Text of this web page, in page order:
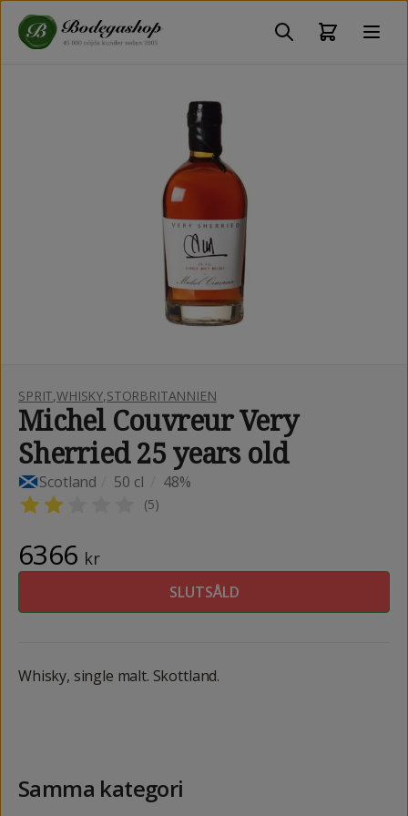
SPRIT,WHISKY,STORBRITANNIEN
Michel Couvreur Very
Sherried 25 years old
Scotland 50 cl 48%
(5)
6366 kr
SLUTSÅLD
Whisky, single malt. Skottland.
Samma kategori